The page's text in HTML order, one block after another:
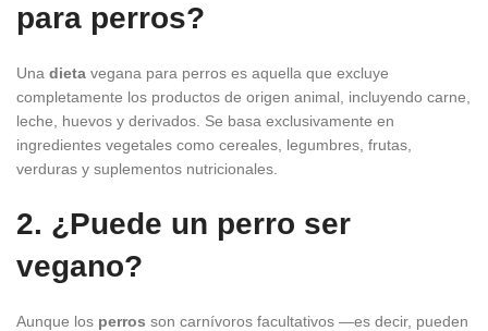
para perros?
Una dieta vegana para perros es aquella que excluye
completamente los productos de origen animal, incluyendo carne,
leche, huevos y derivados. Se basa exclusivamente en
ingredientes vegetales como cereales, legumbres, frutas,
verduras y suplementos nutricionales.
2. ¿Puede un perro ser
vegano?
Aunque los perros son carnívoros facultativos —es decir, pueden